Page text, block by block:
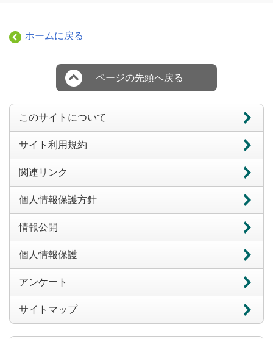
ホームに戻る
ページの先頭へ戻る
このサイトについて
サイト利用規約
関連リンク
個人情報保護方針
情報公開
個人情報保護
アンケート
サイトマップ